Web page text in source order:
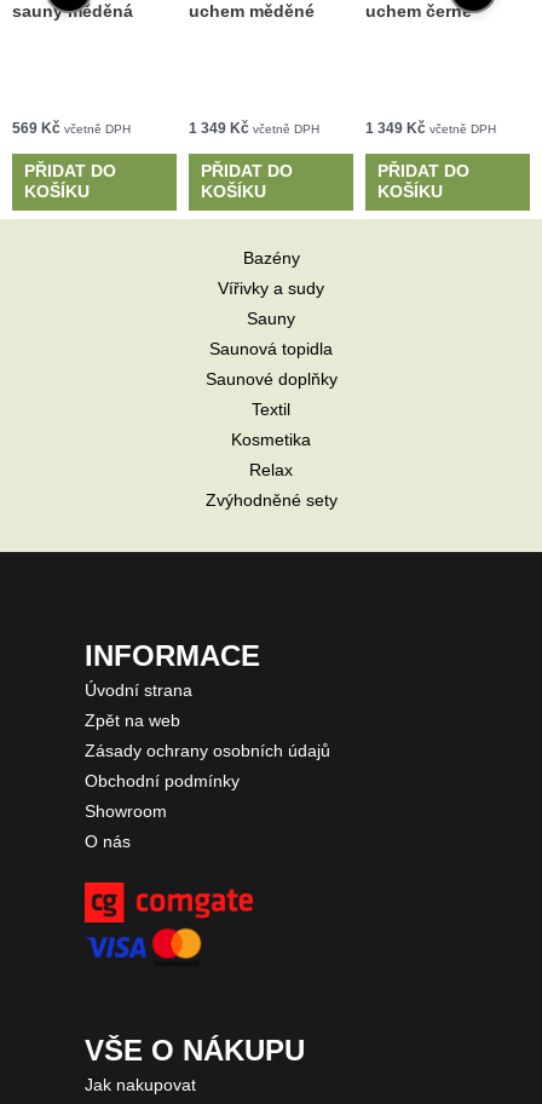
sauny měděná
569 Kč včetně DPH
PŘIDAT DO
KOŠÍKU
uchem měděné
1 349 Kč včetně DPH
PŘIDAT DO
KOŠÍKU
uchem černé
1 349 Kč včetně DPH
PŘIDAT DO
KOŠÍKU
Bazény
Vířivky a sudy
Sauny
Saunová topidla
Saunové doplňky
Textil
Kosmetika
Relax
Zvýhodněné sety
INFORMACE
Úvodní strana
Zpět na web
Zásady ochrany osobních údajů
Obchodní podmínky
Showroom
O nás
VŠE O NÁKUPU
Jak nakupovat